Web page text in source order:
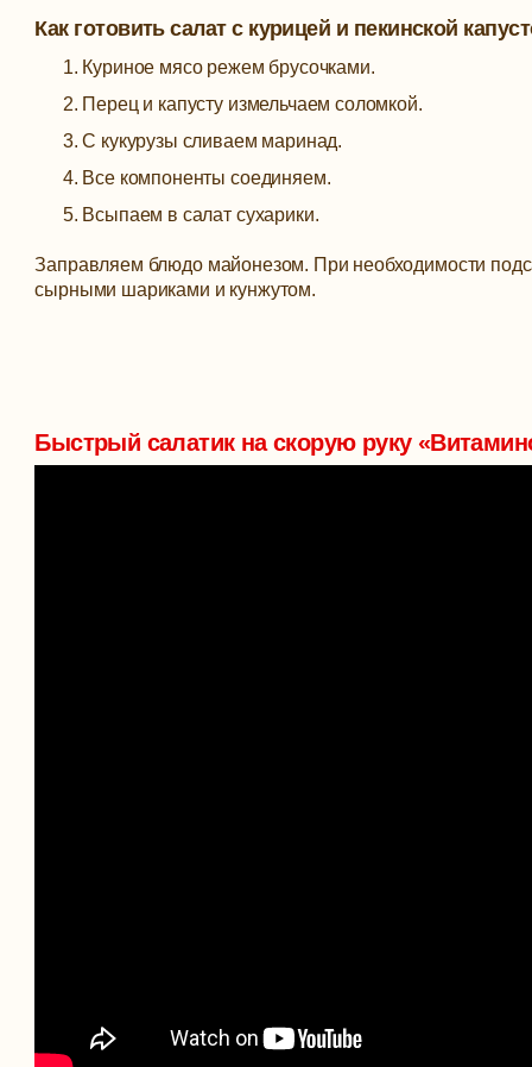
Как готовить салат с курицей и пекинской
Куриное мясо режем брусочками.
Перец и капусту измельчаем соломкой.
С кукурузы сливаем маринад.
Все компоненты соединяем.
Всыпаем в салат сухарики.
Заправляем блюдо майонезом. При необходимости
сырными шариками и кунжутом.
Быстрый салатик на скорую руку